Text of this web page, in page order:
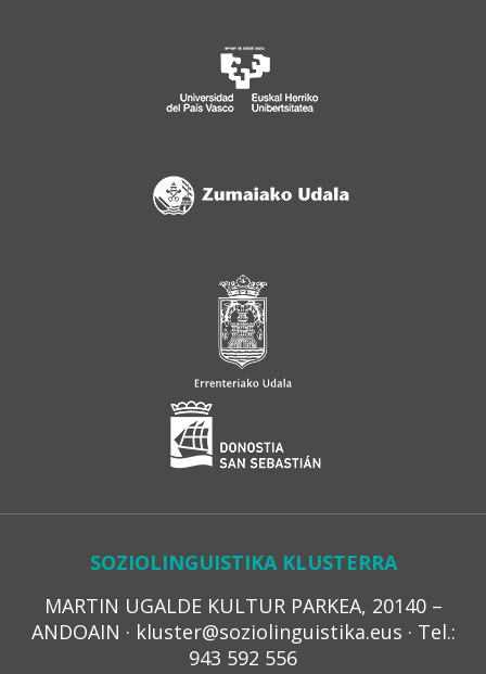
SOZIOLINGUISTIKA KLUSTERRA
MARTIN UGALDE KULTUR PARKEA, 20140 –
ANDOAIN · kluster@soziolinguistika.eus · Tel.:
943 592 556